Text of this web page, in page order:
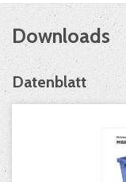
Downloads
Datenblatt